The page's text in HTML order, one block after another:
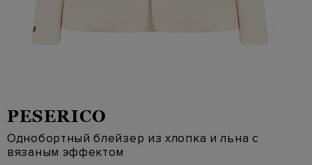
PESERICO
Однобортный блейзер из хлопка и льна с
вязаным эффектом